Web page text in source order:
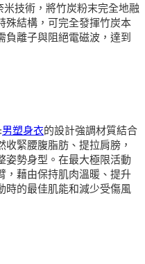
技術，將竹炭粉末完全地融
殊結構，可完全發揮竹炭本
負離子與阻絕電磁波，達到
男塑身衣的設計強調材質結合
緊腰腹脂肪、提拉肩膀，
姿勢身型。在最大極限活動
，藉由保持肌肉溫暖、提升
時的最佳肌能和減少受傷風